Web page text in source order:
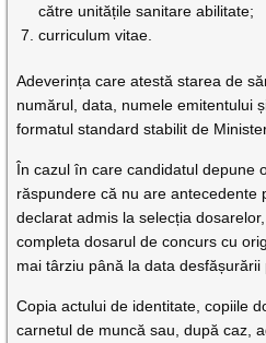
către unitățile sanitare abilitate;
curriculum vitae.
Adeverința care atestă starea de
numărul, data, numele emitentului
formatul standard stabilit de
În cazul în care candidatul depune
răspundere că nu are antecedente
declarat admis la selecția
completa dosarul de concurs cu
mai târziu până la data desfășurării
Copia actului de identitate, copiile
carnetul de muncă sau, după caz,